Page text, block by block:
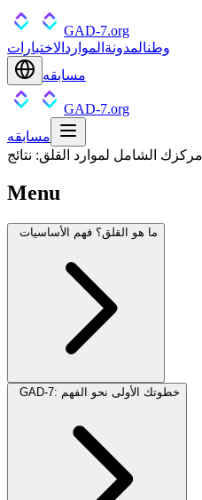
GAD-7.org
وطنالمدونة الموارد الاختبارات
مسابقه
GAD-7.org
مسابقه
Menu
ما هو القلق؟ فهم الأساسيات
GAD-7: خطوتك الأولى نحو الفهم